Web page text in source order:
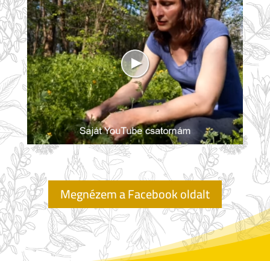
Megnézem a Facebook oldalt